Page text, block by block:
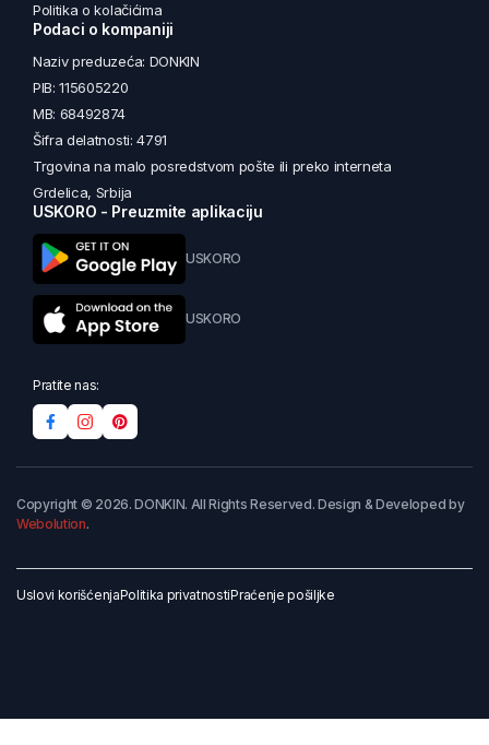
Politika o kolačićima
Podaci o kompaniji
Naziv preduzeća: DONKIN
PIB: 115605220
MB: 68492874
Šifra delatnosti: 4791
Trgovina na malo posredstvom pošte ili preko interneta
Grdelica, Srbija
USKORO - Preuzmite aplikaciju
USKORO
USKORO
Pratite nas:
Copyright © 2026. DONKIN. All Rights Reserved. Design & Developed by
Webolution.
Uslovi korišćenjaPolitika privatnostiPraćenje pošiljke